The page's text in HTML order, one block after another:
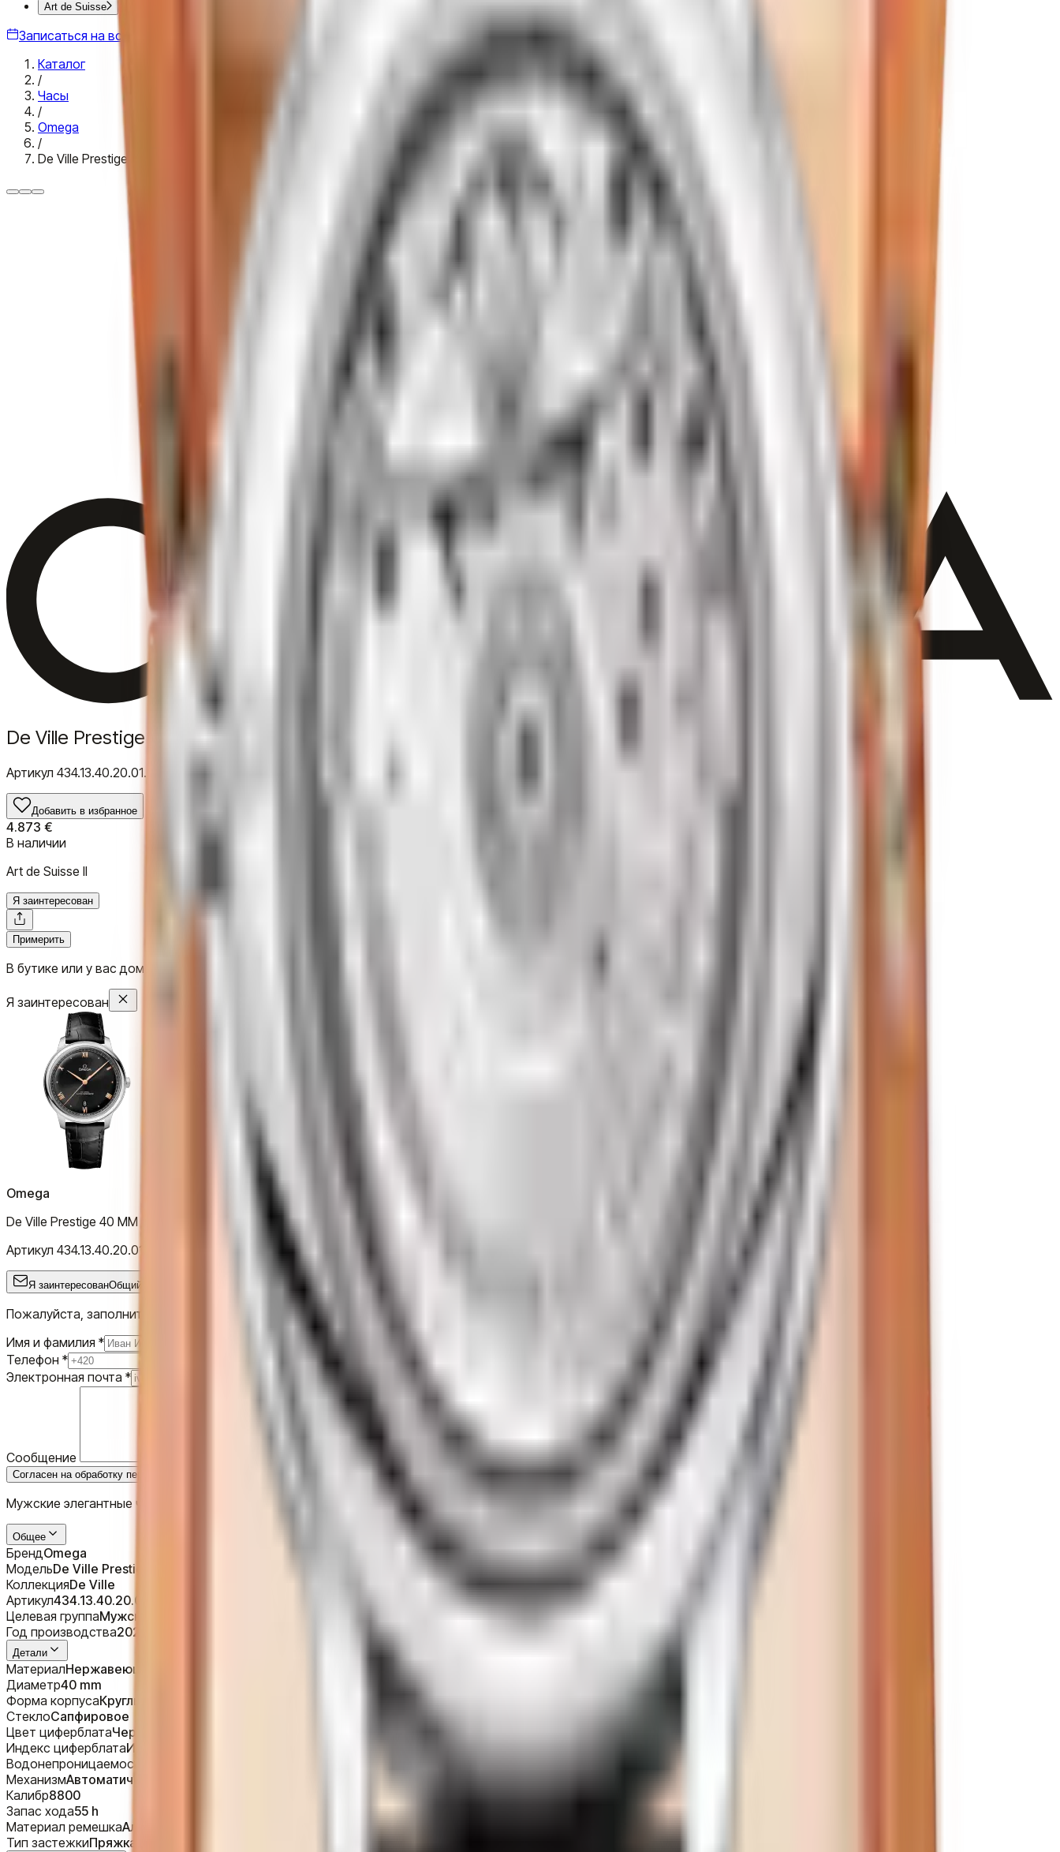
Art de Suisse
Записаться на встречу
Каталог
/
Часы
/
Omega
/
De Ville Prestige 40 MM
De Ville Prestige 40 MM
Артикул 434.13.40.20.01.001
Добавить в избранное
4.873 €
В наличии
Art de Suisse II
Я заинтересован
Примерить
В бутике или у вас дома
Я заинтересован
Omega
De Ville Prestige 40 MM
Артикул 434.13.40.20.01.001
Я заинтересованОбщий запрос В бутике
Пожалуйста, заполните короткую форму, и наша команда свяжется с вами.
Имя и фамилия *
Телефон *
Электронная почта *
Сообщение
Согласен на обработку персональных данных
Мужские элегантные часы, корпус - сталь, 40 мм. Ремешок - аллигатор с язычковой застежкой.
Общее
БрендOmega
МодельDe Ville Prestige 40 MM
КоллекцияDe Ville
Артикул434.13.40.20.01.001
Целевая группаМужской
Год производства2024
Детали
МатериалНержавеющая сталь
Диаметр40 mm
Форма корпусаКруглый
СтеклоСапфировое
Цвет циферблатаЧерный
Индекс циферблатаИндекс, Римский
Водонепроницаемость
МеханизмАвтоматический
Калибр8800
Запас хода55 h
Материал ремешкаАллигатор
Тип застежкиПряжка